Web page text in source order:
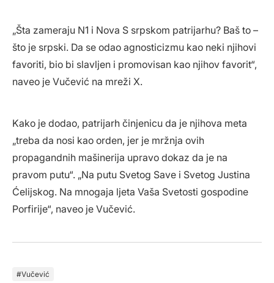
„Šta zameraju N1 i Nova S srpskom patrijarhu? Baš to –
što je srpski. Da se odao agnosticizmu kao neki njihovi
favoriti, bio bi slavljen i promovisan kao njihov favorit“,
naveo je Vučević na mreži X.
Kako je dodao, patrijarh činjenicu da je njihova meta
„treba da nosi kao orden, jer je mržnja ovih
propagandnih mašinerija upravo dokaz da je na
pravom putu“. „Na putu Svetog Save i Svetog Justina
Ćelijskog. Na mnogaja ljeta Vaša Svetosti gospodine
Porfirije“, naveo je Vučević.
Vučević